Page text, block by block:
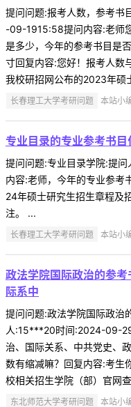
提问问题:报考人数，参考
-09-1915:58提问内容:老师
是多少，今年的参考书目是
寸回复内容:您好！报考人数
我校研招网公布的2023年硕
长春理工大学考研问题 本站小
专业目录的专业参考书
提问问题:专业目录学院:提
内容:老师，今年的专业参考
24年硕士研究生招生章程及
注。 ...
长春理工大学考研问题 本站小
政法学院国际政治的参
际系中
提问问题:政法学院国际政治
人:15***20时间:2024-09-
治、国际关系、中共党史、
数有缩减嘛？回复内容:考生
校相关招生学院（部）官网
东北师范大学考研问题 本站小